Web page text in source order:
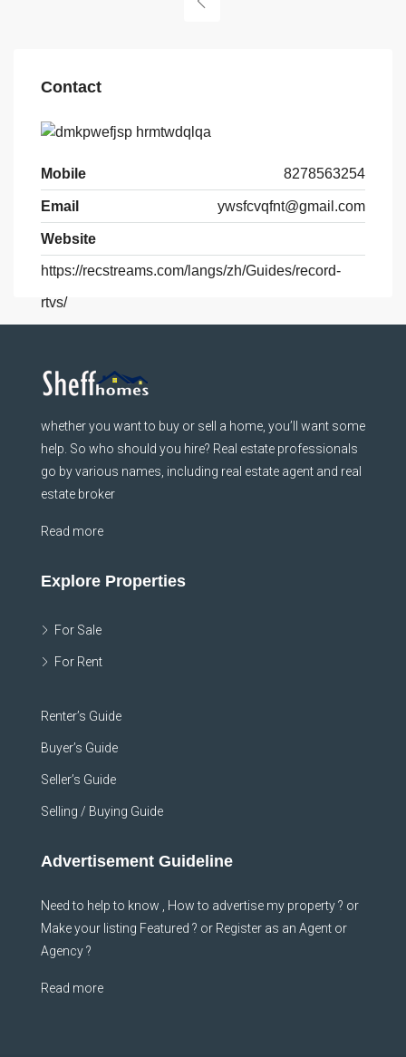
Contact
Mobile 8278563254
Email ywsfcvqfnt@gmail.com
Website
https://recstreams.com/langs/zh/Guides/record-
rtvs/
whether you want to buy or sell a home, you’ll want some
help. So who should you hire? Real estate professionals
go by various names, including real estate agent and real
estate broker
Read more
Explore Properties
For Sale
For Rent
Renter’s Guide
Buyer’s Guide
Seller’s Guide
Selling / Buying Guide
Advertisement Guideline
Need to help to know , How to advertise my property ? or
Make your listing Featured ? or Register as an Agent or
Agency ?
Read more